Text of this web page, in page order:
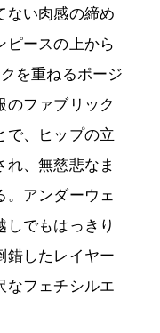
ない肉感の締め
ピースの上から
を重ねるポージ
のファブリック
で、ヒップの立
、無慈悲なま
。アンダーウェ
でもはっきり
錯したレイヤー
なフェチシルエ